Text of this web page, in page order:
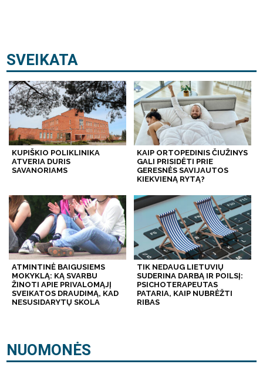
SVEIKATA
KUPIŠKIO POLIKLINIKA
ATVERIA DURIS
SAVANORIAMS
KAIP ORTOPEDINIS ČIUŽINYS
GALI PRISIDĖTI PRIE
GERESNĖS SAVIJAUTOS
KIEKVIENĄ RYTĄ?
ATMINTINĖ BAIGUSIEMS
MOKYKLĄ: KĄ SVARBU
ŽINOTI APIE PRIVALOMĄJĮ
SVEIKATOS DRAUDIMĄ, KAD
NESUSIDARYTŲ SKOLA
TIK NEDAUG LIETUVIŲ
SUDERINA DARBĄ IR POILSĮ:
PSICHOTERAPEUTAS
PATARIA, KAIP NUBRĖŽTI
RIBAS
NUOMONĖS